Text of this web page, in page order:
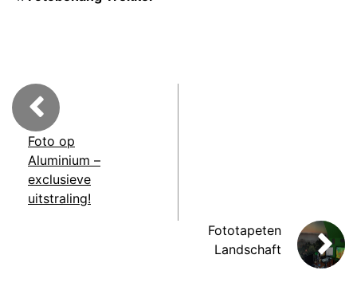
Foto op
Aluminium –
exclusieve
uitstraling!
Fototapeten
Landschaft